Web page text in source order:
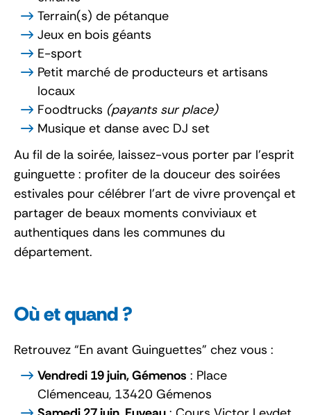
Terrain(s) de pétanque
Jeux en bois géants
E-sport
Petit marché de producteurs et artisans
locaux
Foodtrucks (payants sur place)
Musique et danse avec DJ set
Au fil de la soirée, laissez-vous porter par l’esprit
guinguette : profiter de la douceur des soirées
estivales pour célébrer l’art de vivre provençal et
partager de beaux moments conviviaux et
authentiques dans les communes du
département.
Où et quand ?
Retrouvez “En avant Guinguettes” chez vous :
Vendredi 19 juin, Gémenos : Place
Clémenceau, 13420 Gémenos